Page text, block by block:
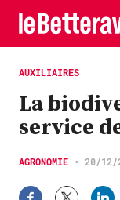
Actualités
Économie
Matériels
AUXILIAIRES
La
service
AGRONOMIE • 20/12/